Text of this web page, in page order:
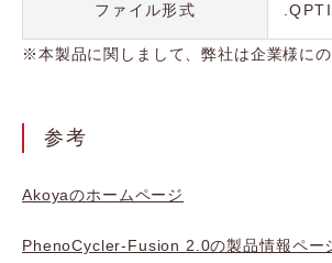
ファイル形式
※本製品に関しまして、弊社は企業様に
参考
Akoyaのホームページ
PhenoCycler-Fusion 2.0の製品情報ペー